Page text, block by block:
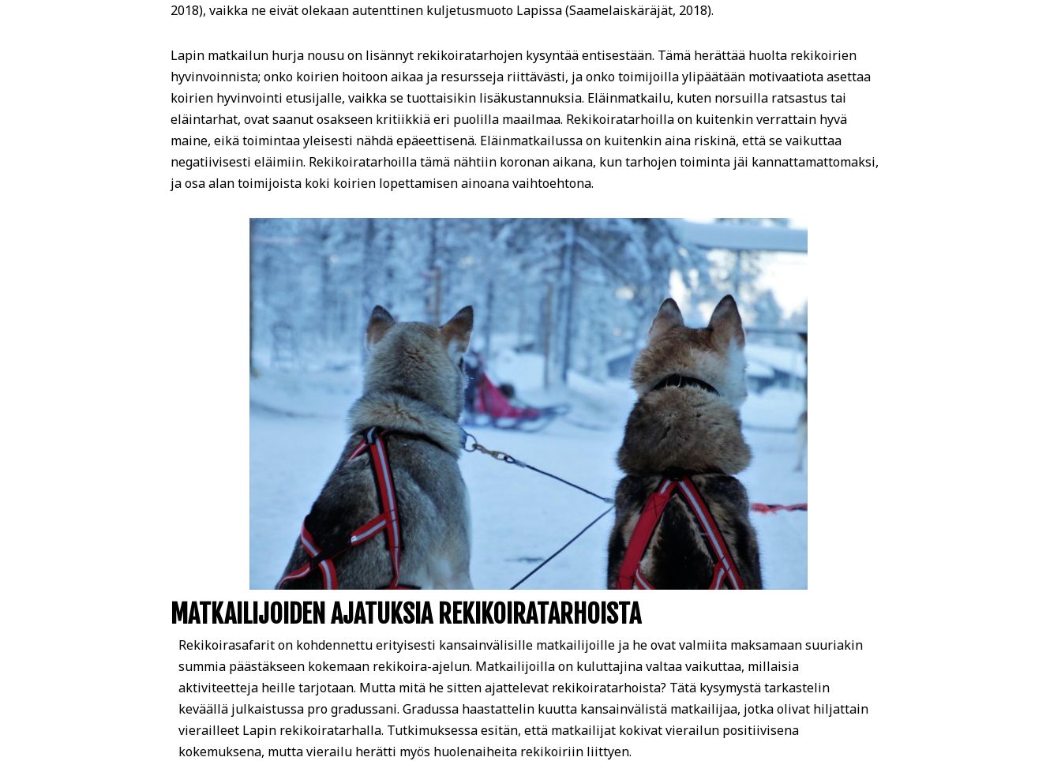
2018), vaikka ne eivät olekaan autenttinen kuljetusmuoto Lapissa (Saamelaiskäräjät, 2018).
Lapin matkailun hurja nousu on lisännyt rekikoiratarhojen kysyntää entisestään. Tämä herättää huolta rekikoirien
hyvinvoinnista; onko koirien hoitoon aikaa ja resursseja riittävästi, ja onko toimijoilla ylipäätään motivaatiota asettaa
koirien hyvinvointi etusijalle, vaikka se tuottaisikin lisäkustannuksia. Eläinmatkailu, kuten norsuilla ratsastus tai
eläintarhat, ovat saanut osakseen kritiikkiä eri puolilla maailmaa. Rekikoiratarhoilla on kuitenkin verrattain hyvä
maine, eikä toimintaa yleisesti nähdä epäeettisenä. Eläinmatkailussa on kuitenkin aina riskinä, että se vaikuttaa
negatiivisesti eläimiin. Rekikoiratarhoilla tämä nähtiin koronan aikana, kun tarhojen toiminta jäi kannattamattomaksi,
ja osa alan toimijoista koki koirien lopettamisen ainoana vaihtoehtona.
MATKAILIJOIDEN AJATUKSIA REKIKOIRATARHOISTA
Rekikoirasafarit on kohdennettu erityisesti kansainvälisille matkailijoille ja he ovat valmiita maksamaan suuriakin
summia päästäkseen kokemaan rekikoira-ajelun. Matkailijoilla on kuluttajina valtaa vaikuttaa, millaisia
aktiviteetteja heille tarjotaan. Mutta mitä he sitten ajattelevat rekikoiratarhoista? Tätä kysymystä tarkastelin
keväällä julkaistussa pro gradussani. Gradussa haastattelin kuutta kansainvälistä matkailijaa, jotka olivat hiljattain
vierailleet Lapin rekikoiratarhalla. Tutkimuksessa esitän, että matkailijat kokivat vierailun positiivisena
kokemuksena, mutta vierailu herätti myös huolenaiheita rekikoiriin liittyen.